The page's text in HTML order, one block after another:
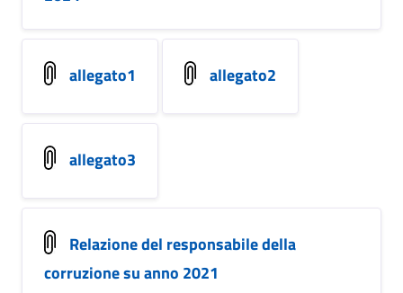
allegato1 allegato2
allegato3
Relazione del responsabile della
corruzione su anno 2021